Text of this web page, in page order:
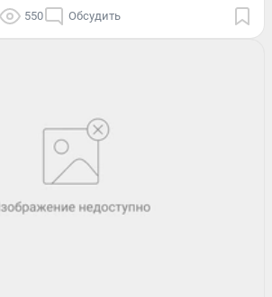
550 Обсудить